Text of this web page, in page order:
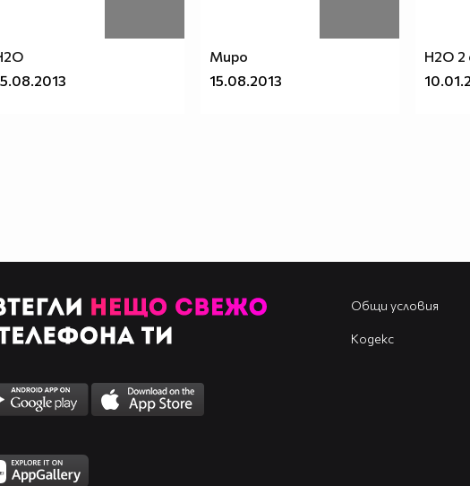
Миро
15.08.2013
H2O 2
Общи условия
Кодекс